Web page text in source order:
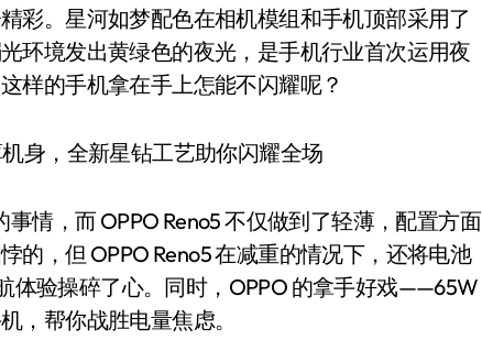
彩。星河如梦配色在相机模组和手机顶部采用了
环境发出黄绿色的夜光，是手机行业首次运用夜
样的手机拿在手上怎能不闪耀呢？
情，而 OPPO Reno5 不仅做到了轻薄，配置方面
的，但 OPPO Reno5 在减重的情况下，还将电池
体验操碎了心。同时，OPPO 的拿手好戏——65W
，帮你战胜电量焦虑。